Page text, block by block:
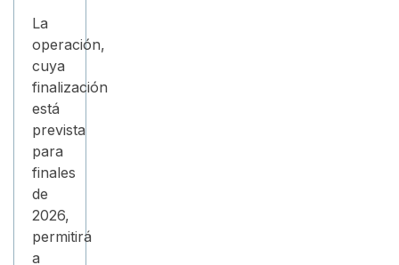
La
operación,
cuya
finalización
está
prevista
para
finales
de
2026,
permitirá
a